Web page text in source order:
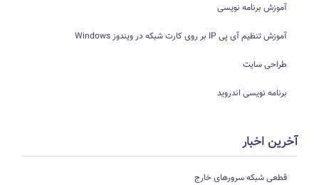
آموزش برنامه نویسی
آموزش تنظیم آی پی IP بر روی کارت شبکه در ویندوز Windows
طراحی سایت
برنامه نویسی اندروید
آخرین اخبار
قطعی شبکه سرورهای خارج